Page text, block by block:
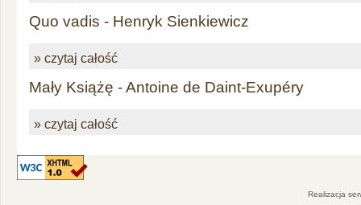
Quo vadis - Henryk Sienkiewicz
» czytaj całość
Mały Książę - Antoine de Daint-Exupéry
» czytaj całość
Realizacja